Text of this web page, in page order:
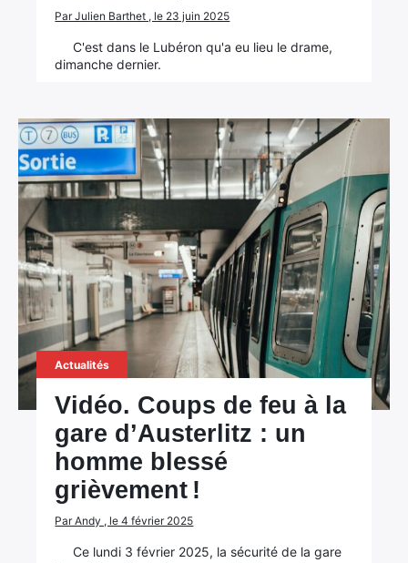
Par Julien Barthet , le 23 juin 2025
C'est dans le Lubéron qu'a eu lieu le drame,
dimanche dernier.
Actualités
Vidéo. Coups de feu à la
gare d’Austerlitz : un
homme blessé
grièvement !
Par Andy , le 4 février 2025
Ce lundi 3 février 2025, la sécurité de la gare